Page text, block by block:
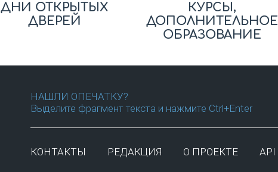
ДНИ ОТКРЫТЫХ
ДВЕРЕЙ
КУРСЫ,
ДОПОЛНИТЕЛЬНОЕ
ОБРАЗОВАНИЕ
НАШЛИ ОПЕЧАТКУ?
Выделите фрагмент текста и нажмите Ctrl+Enter
КОНТАКТЫ РЕДАКЦИЯ О ПРОЕКТЕ API